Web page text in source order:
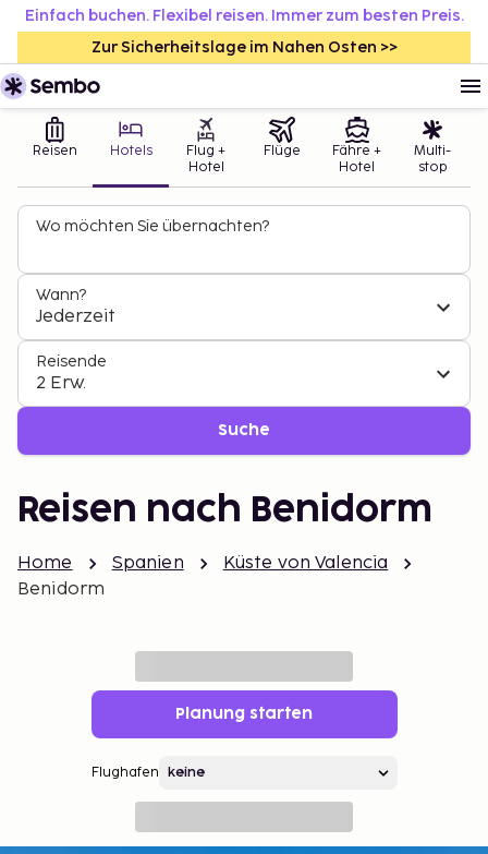
Einfach buchen. Flexibel reisen. Immer zum besten Preis.
Zur Sicherheitslage im Nahen Osten >>
Reisen Hotels
Flug +
Hotel
Flüge
Fähre +
Hotel
Multi-
stop
Wo möchten Sie übernachten?
Wann?
Jederzeit
Reisende
2 Erw.
Suche
Reisen nach Benidorm
Home Spanien
Küste von Valencia
Benidorm
Planung starten
Flughafen